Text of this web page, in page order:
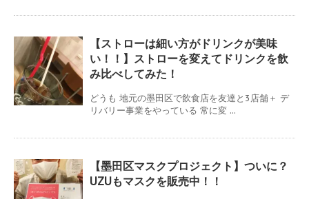
【ストローは細い方がドリンクが美味
い！！】ストローを変えてドリンクを飲
み比べしてみた！
どうも 地元の墨田区で飲食店を友達と3店舗＋ デ
リバリー事業をやっている 常に変 ...
【墨田区マスクプロジェクト】ついに？
UZUもマスクを販売中！！